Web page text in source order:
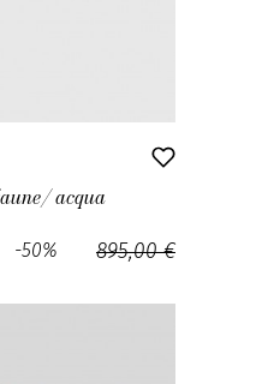
acqua
895,00 €
-50%